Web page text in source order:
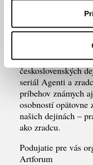
Masarykovej
pracoval v
Jeho dlhoročnou
dobových novín,
československých
seriál Agenti a
príbehov známych
osobností opätovne
našich dejinách –
ako zradcu.
Podujatie pre vás
Artforum